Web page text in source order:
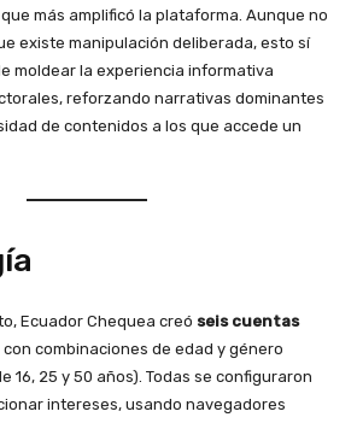
más amplificó la plataforma. Aunque no
existe manipulación deliberada, esto sí
moldear la experiencia informativa
reforzando narrativas dominantes
de contenidos a los que accede un
Ecuador Chequea creó seis cuentas
combinaciones de edad y género
16, 25 y 50 años). Todas se configuraron
intereses, usando navegadores